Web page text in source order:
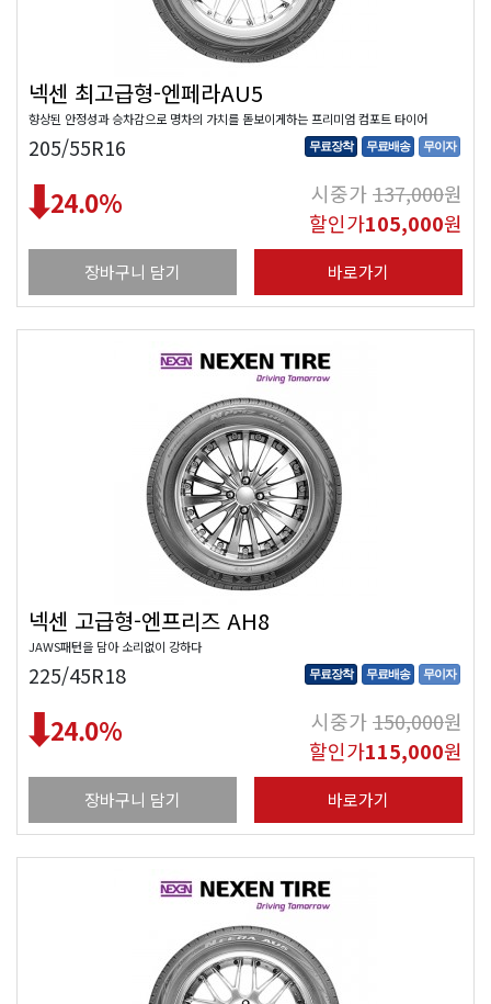
넥센 최고급형-엔페라AU5
향상된 안정성과 승차감으로 명차의 가치를 돋보이게하는 프리미엄 컴포트 타이어
205/55R16 무료장착 무료배송 무이자
24.0% 시중가137,000원
할인가105,000원
장바구니 담기 바로가기
넥센 고급형-엔프리즈 AH8
JAWS패턴을 담아 소리없이 강하다
225/45R18 무료장착 무료배송 무이자
24.0% 시중가150,000원
할인가115,000원
장바구니 담기 바로가기